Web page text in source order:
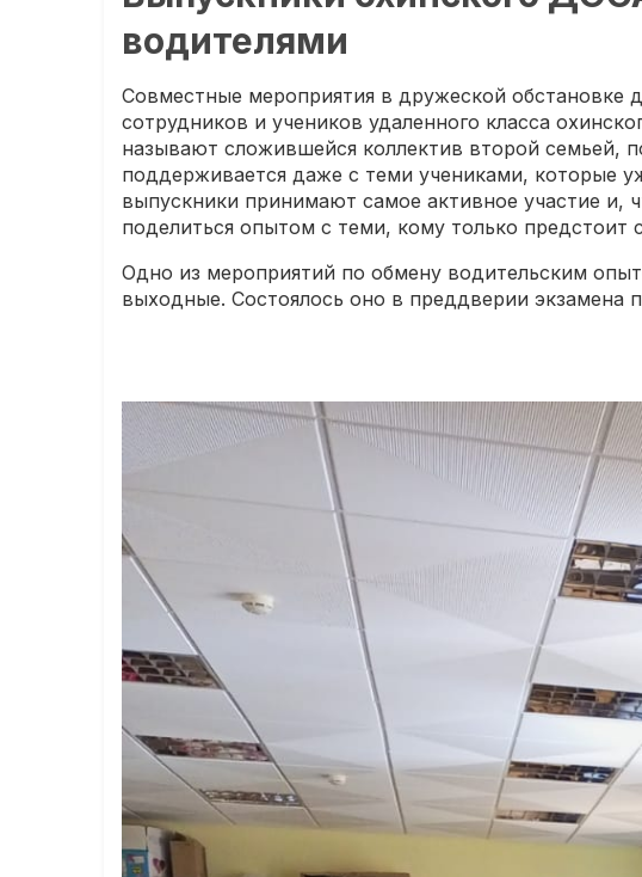
водителями
Совместные мероприятия в дружеской обстановке
сотрудников и учеников удаленного класса
называют сложившейся коллектив второй семьей,
поддерживается даже с теми учениками, которые
выпускники принимают самое активное участие и,
поделиться опытом с теми, кому только предстоит
Одно из мероприятий по обмену водительским
выходные. Состоялось оно в преддверии экзамена